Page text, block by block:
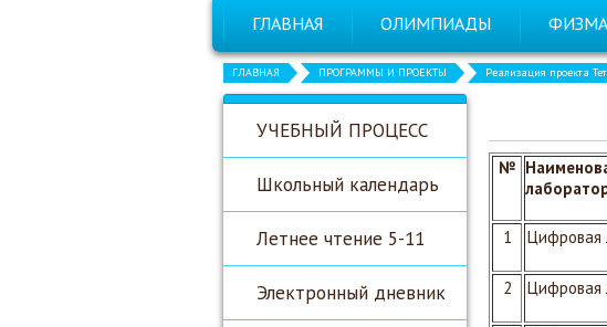
ГЛАВНАЯ ОЛИМПИАДЫ
ГЛАВНАЯ ПРОГРАММЫ И ПРОЕКТЫ Реализация проекта
УЧЕБНЫЙ ПРОЦЕСС
Школьный календарь
Летнее чтение 5-11
Электронный дневник
№
1
Цифровая
2
Цифровая